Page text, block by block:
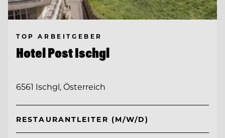
TOP ARBEITGEBER
Hotel Post Ischgl
6561 Ischgl, Österreich
RESTAURANTLEITER (M/W/D)